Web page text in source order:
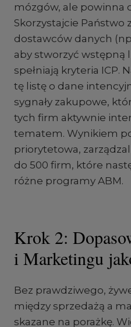
mózgów, ale powinna
Skorzystajcie Państwo
dostawców danych
aby stworzyć wstępną
spełniają kryteria ICP.
tę listę o dane
sygnały zakupowe,
tych firm aktywnie
tematem. Wynikiem
priorytetowa,
do 500 firm, które
różne programy ABM.
Krok 2:
i Marketingu
Bez prawdziwego,
między sprzedażą a
skazane na porażkę.